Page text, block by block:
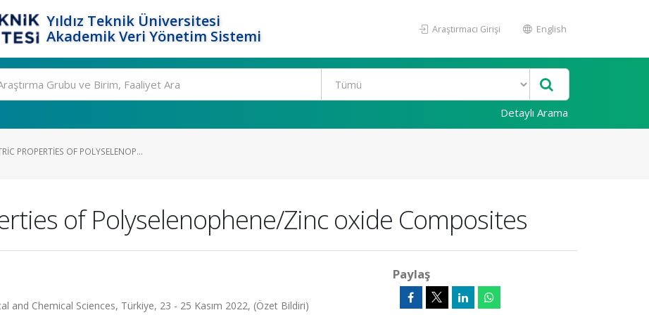
Yıldız Teknik Üniversitesi
Akademik Veri Yönetim Sistemi
Araştırmacı Girişi English
Detaylı Arama
PROPERTIES OF POLYSELENOP...
of Polyselenophene/Zinc oxide Composites
Chemical Sciences, Türkiye, 23 - 25 Kasım 2022, (Özet Bildiri)
Paylaş